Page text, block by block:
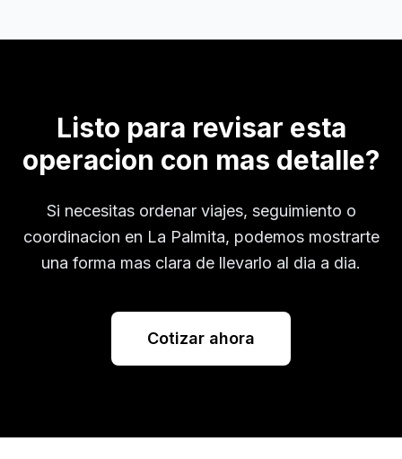
Listo para revisar esta
operacion con mas detalle?
Si necesitas ordenar viajes, seguimiento o
coordinacion en La Palmita, podemos mostrarte
una forma mas clara de llevarlo al dia a dia.
Cotizar ahora